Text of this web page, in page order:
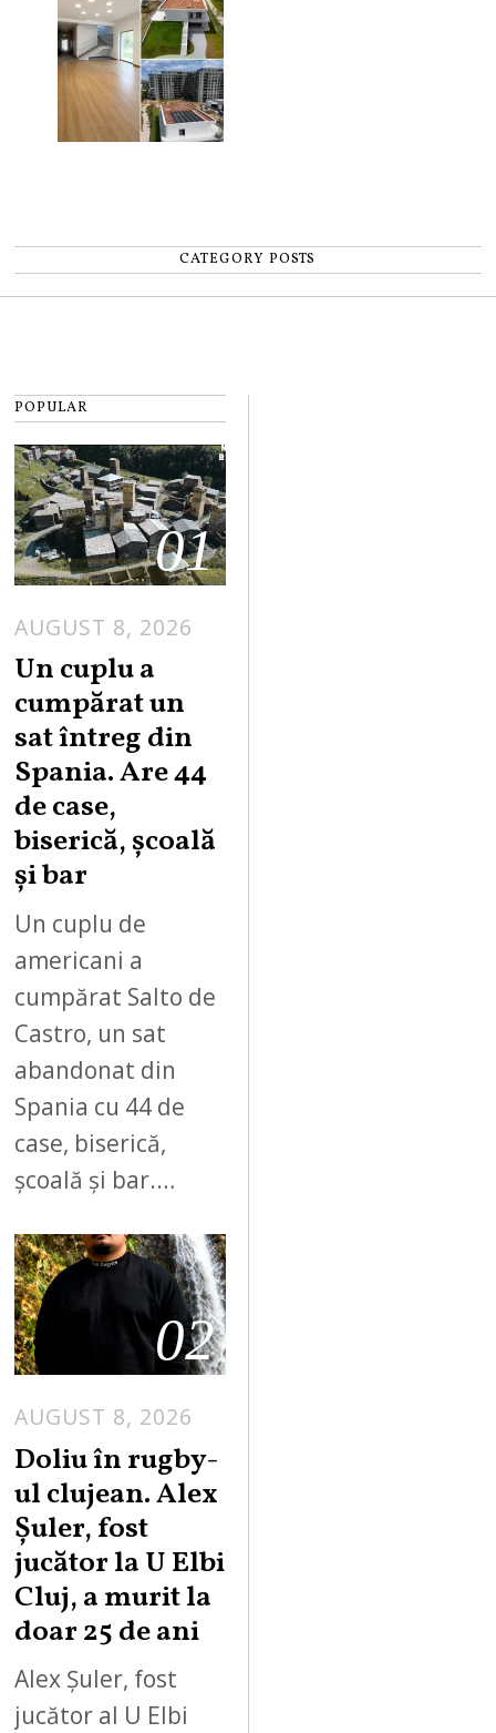
CATEGORY POSTS
POPULAR
01
AUGUST 8, 2026
Un cuplu a
cumpărat un
sat întreg din
Spania. Are 44
de case,
biserică, școală
și bar
Un cuplu de
americani a
cumpărat Salto de
Castro, un sat
abandonat din
Spania cu 44 de
case, biserică,
școală și bar.…
02
AUGUST 8, 2026
Doliu în rugby-
ul clujean. Alex
Șuler, fost
jucător la U Elbi
Cluj, a murit la
doar 25 de ani
Alex Șuler, fost
jucător al U Elbi